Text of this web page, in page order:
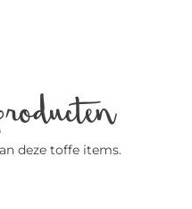
deze toffe items.